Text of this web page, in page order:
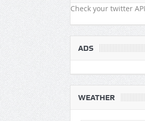
Check your twitter
ADS
WEATHER